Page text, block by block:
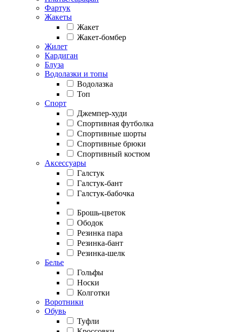
Фартук
Жакеты
Жакет
Жакет-бомбер
Жилет
Кардиган
Блуза
Водолазки и топы
Водолазка
Топ
Спорт
Джемпер-худи
Спортивная футболка
Спортивные шорты
Спортивные брюки
Спортивный костюм
Аксессуары
Галстук
Галстук-бант
Галстук-бабочка
Брошь-цветок
Ободок
Резинка пара
Резинка-бант
Резинка-шелк
Белье
Гольфы
Носки
Колготки
Воротники
Обувь
Туфли